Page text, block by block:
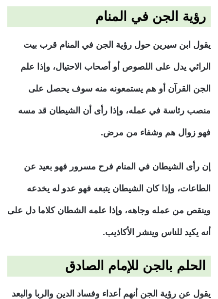
رؤية الجن في المنام
يقول ابن سيرين حول رؤية الجن في المنام قرب بيت
الرائي يدل على اللصوص أو أصحاب الاحتيال، وإذا علم
الجن القرآن أو هم يستمعونه منه سوف يحصل على
منصب رئاسة في عمله، وإذا رأى أن الشيطان قد مسه
فهو زوال هم وشفاء من مرض.
إن رأى الشيطان في المنام فرح مسرور فهو بعيد عن
الطاعات، وإذا كان الشيطان يتبعه فهو عدو له يخدعه
وينقص من عمله وجاهه، وإذا علمه الشطان كلاما دل على
أنه يكيد للناس وينشر الأكاذيب.
الحلم بالجن للإمام الصادق
يقول عن رؤية الجن أنهم أعداء وفساد الدين والربا والبعد